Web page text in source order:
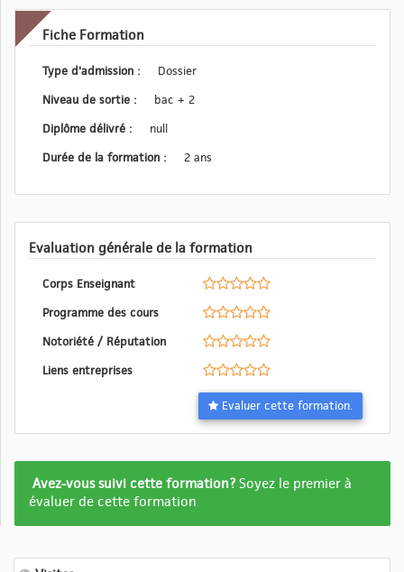
Fiche Formation
Type d'admission :
Dossier
Niveau de sortie :
bac + 2
Diplôme délivré :
null
Durée de la formation :
2 ans
Evaluation générale de la formation
Corps Enseignant
Programme des cours
Notoriété / Réputation
Liens entreprises
Evaluer cette formation.
Formation
pas
Avez-vous suivi cette formation?Soyez le premier à
évaluer de cette formation